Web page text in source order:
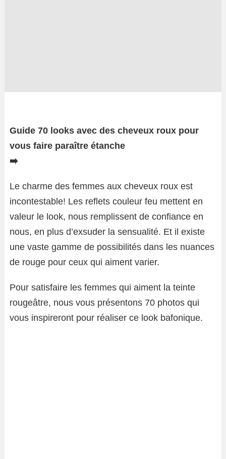
Guide 70 looks avec des cheveux roux pour
vous faire paraître étanche
➡️
Le charme des femmes aux cheveux roux est
incontestable! Les reflets couleur feu mettent en
valeur le look, nous remplissent de confiance en
nous, en plus d’exsuder la sensualité. Et il existe
une vaste gamme de possibilités dans les nuances
de rouge pour ceux qui aiment varier.
Pour satisfaire les femmes qui aiment la teinte
rougeâtre, nous vous présentons 70 photos qui
vous inspireront pour réaliser ce look bafonique.